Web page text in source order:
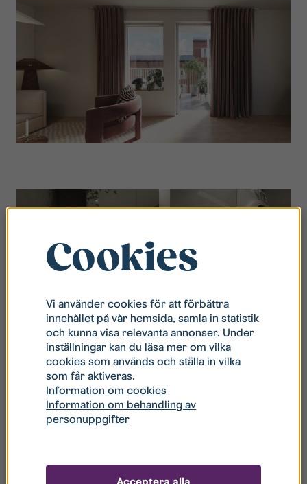
Cookies
Vi använder cookies för att förbättra
innehållet på vår hemsida, samla in statistik
och kunna visa relevanta annonser. Under
inställningar kan du läsa mer om vilka
cookies som används och ställa in vilka
som får aktiveras.
Information om cookies
Information om behandling av
personuppgifter